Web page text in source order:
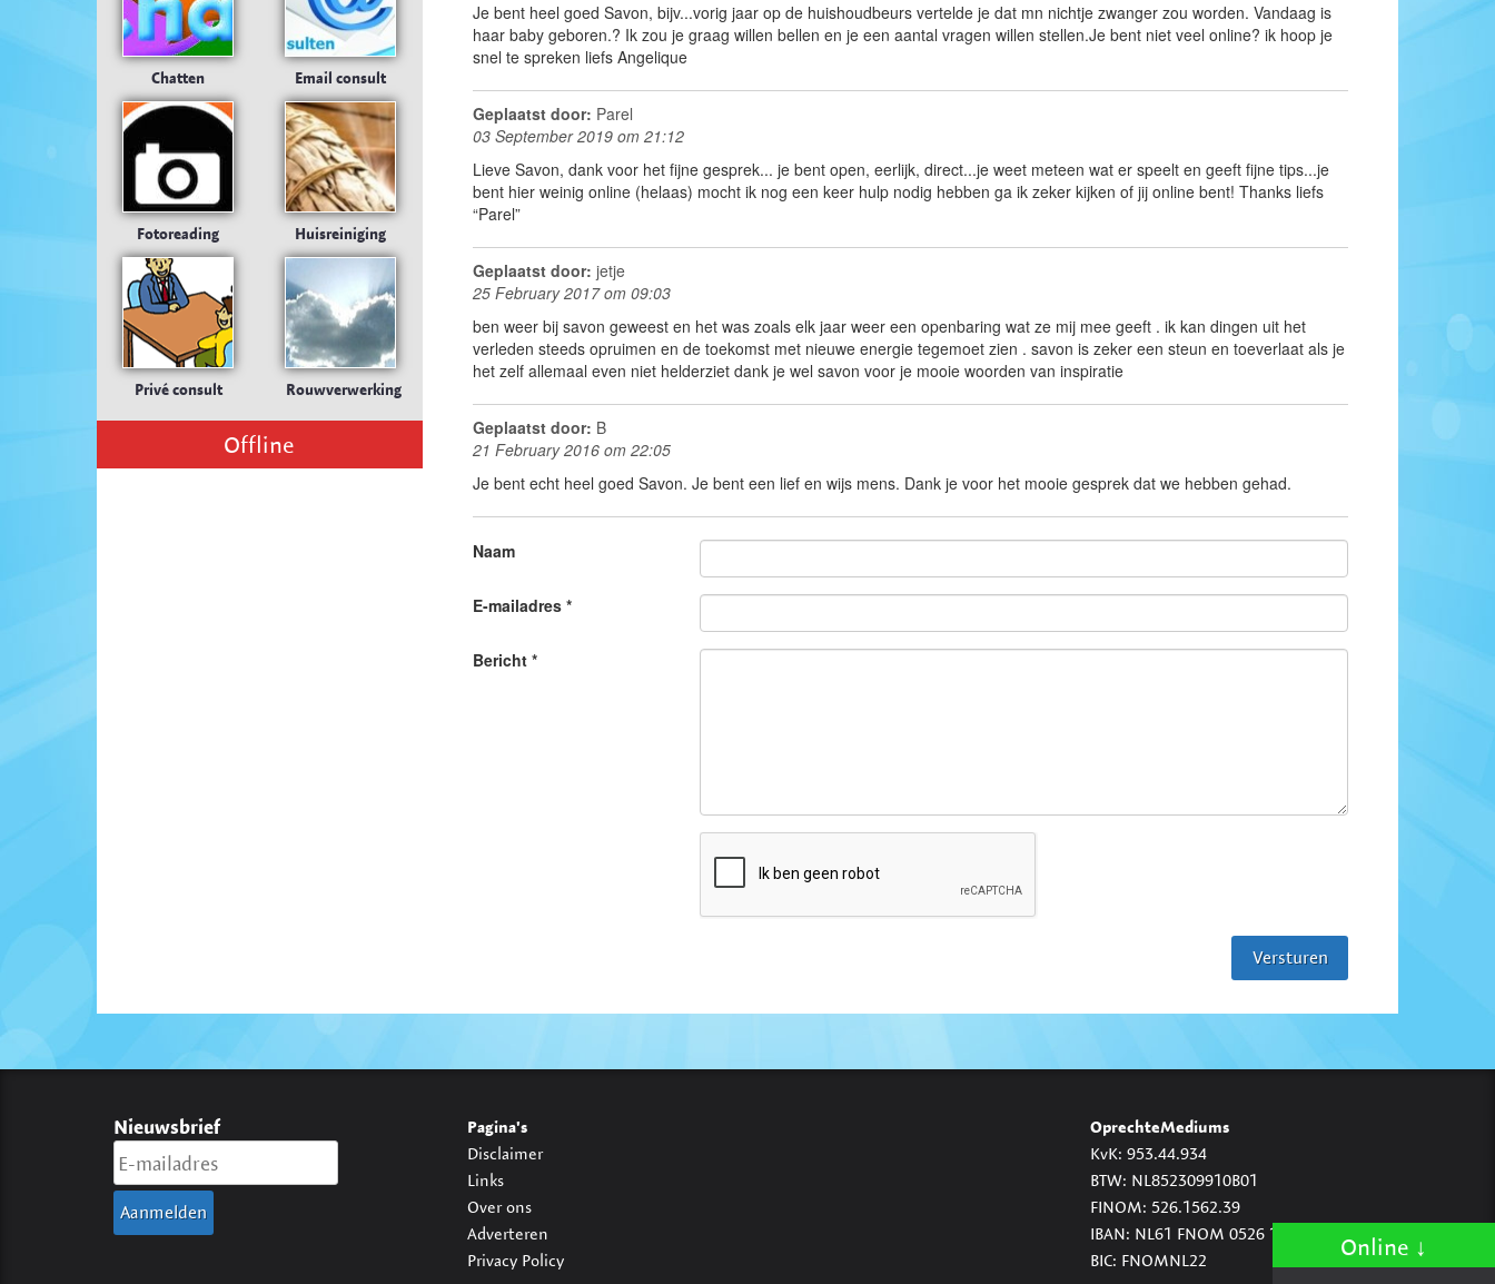
Online
Chatten Email consult
Fotoreading Huisreiniging
Privé consult Rouwverwerking
Offline
Je bent heel goed Savon, bijv...vorig jaar op de huishoudbeurs vertelde je dat mn nichtje zwanger zou worden. Vandaag is
haar baby geboren.? Ik zou je graag willen bellen en je een aantal vragen willen stellen.Je bent niet veel online? ik hoop je
snel te spreken liefs Angelique
Geplaatst door: Parel
03 September 2019 om 21:12
Lieve Savon, dank voor het fijne gesprek... je bent open, eerlijk, direct...je weet meteen wat er speelt en geeft fijne tips...je
bent hier weinig online (helaas) mocht ik nog een keer hulp nodig hebben ga ik zeker kijken of jij online bent! Thanks liefs
“Parel”
Geplaatst door: jetje
25 February 2017 om 09:03
ben weer bij savon geweest en het was zoals elk jaar weer een openbaring wat ze mij mee geeft . ik kan dingen uit het
verleden steeds opruimen en de toekomst met nieuwe energie tegemoet zien . savon is zeker een steun en toeverlaat als je
het zelf allemaal even niet helderziet dank je wel savon voor je mooie woorden van inspiratie
Geplaatst door: B
21 February 2016 om 22:05
Je bent echt heel goed Savon. Je bent een lief en wijs mens. Dank je voor het mooie gesprek dat we hebben gehad.
Naam
E-mailadres *
Bericht *
Nieuwsbrief
Pagina's
Disclaimer
Links
Over ons
Adverteren
Privacy Policy
OprechteMediums
KvK: 953.44.934
BTW: NL852309910B01
FINOM: 526.1562.39
IBAN: NL61 FNOM 0526 1562 39
BIC: FNOMNL22